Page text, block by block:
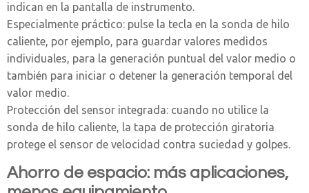
indican en la pantalla de instrumento.
Especialmente práctico: pulse la tecla en la sonda de hilo
caliente, por ejemplo, para guardar valores medidos
individuales, para la generación puntual del valor medio o
también para iniciar o detener la generación temporal del
valor medio.
Protección del sensor integrada: cuando no utilice la
sonda de hilo caliente, la tapa de protección giratoria
protege el sensor de velocidad contra suciedad y golpes.
Ahorro de espacio: más aplicaciones,